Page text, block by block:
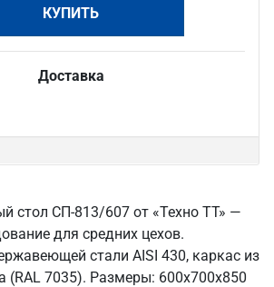
КУПИТЬ
Доставка
стол СП-813/607 от «Техно ТТ» —
для средних цехов.
стали AISI 430, каркас из
(RAL 7035). Размеры: 600x700x850